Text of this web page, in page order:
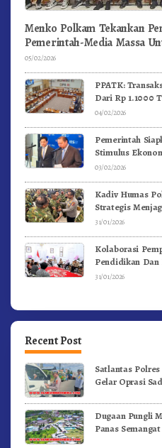
Menko Polkam Tekankan
Pemerintah-Media Massa
05/02/2026
PPATK:
Dari Rp 1.1000
04/02/2026
Pemerintah
Stimulus
03/02/2026
Kadiv Humas
Strategis
dan NKRI
31/01/2026
Kolaborasi
Pendidikan
31/01/2026
Recent Post
Satlantas
Gelar Oprasi
Dugaan Pungli
Panas